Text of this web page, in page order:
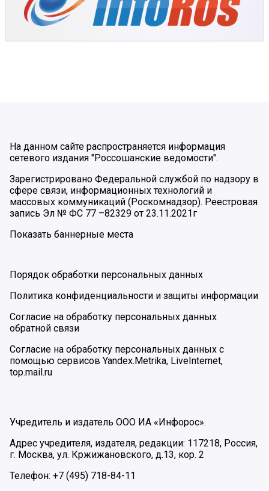
На данном сайте распространяется информация
сетевого издания "Россошанские ведомости".
Зарегистрировано Федеральной службой по надзору в
сфере связи, информационных технологий и
массовых коммуникаций (Роскомнадзор). Реестровая
запись Эл № ФС 77 –82329 от 23.11.2021г
Показать баннерные места
Порядок обработки персональных данных
Политика конфиденциальности и защиты информации
Согласие на обработку персональных данных
обратной связи
Согласие на обработку персональных данных с
помощью сервисов Yandex.Metrika, LiveInternet,
top.mail.ru
Учредитель и издатель ООО ИА «Инфорос».
Адрес учредителя, издателя, редакции: 117218, Россия,
г. Москва, ул. Кржижановского, д.13, кор. 2
Телефон: +7 (495) 718-84-11